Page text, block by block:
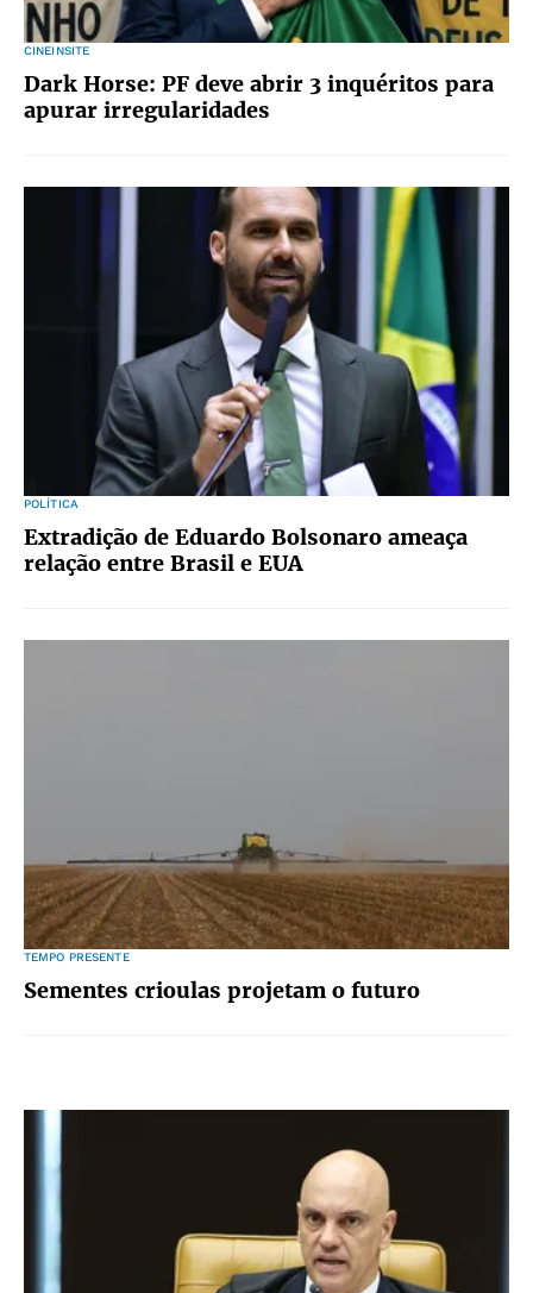
CINEINSITE
Dark Horse: PF deve abrir 3 inquéritos para
apurar irregularidades
POLÍTICA
Extradição de Eduardo Bolsonaro ameaça
relação entre Brasil e EUA
TEMPO PRESENTE
Sementes crioulas projetam o futuro